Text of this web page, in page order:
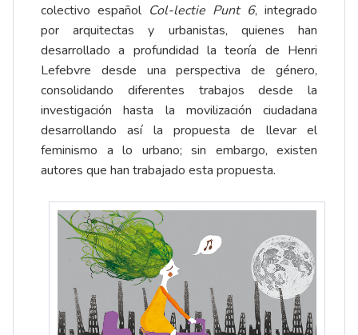
colectivo español Col-lectie Punt 6, integrado
por arquitectas y urbanistas, quienes han
desarrollado a profundidad la teoría de Henri
Lefebvre desde una perspectiva de género,
consolidando diferentes trabajos desde la
investigación hasta la movilización ciudadana
desarrollando así la propuesta de llevar el
feminismo a lo urbano; sin embargo, existen
autores que han trabajado esta propuesta.